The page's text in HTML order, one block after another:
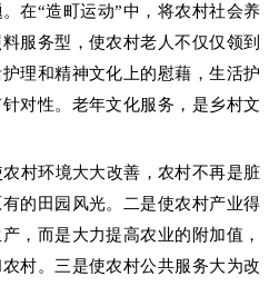
在“造町运动”中，将农村社会养
服务型，使农村老人不仅仅领到
理和精神文化上的慰藉，生活护
对性。老年文化服务，是乡村文
村环境大大改善，农村不再是脏
的田园风光。二是使农村产业得
，而是大力提高农业的附加值，
村。三是使农村公共服务大为改